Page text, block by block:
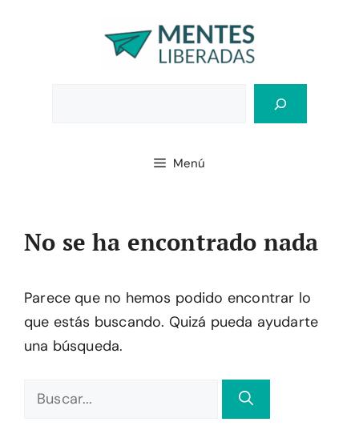
Menú
No se ha encontrado nada
Parece que no hemos podido encontrar lo
que estás buscando. Quizá pueda ayudarte
una búsqueda.
Buscar: